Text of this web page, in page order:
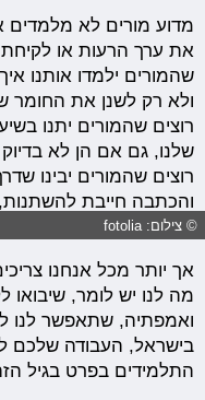
מדוע מורים לא מלמדים
את ערך הרעות או לקיחת
שהמורים ילמדו אותנו
ולא רק לשנן את החומר
רוצים שהמורים יתנו
שלנו, גם אם הן לא
רוצים שהמורים יבינו
והכתבה חייבת
© צילום: fotolia
אך יותר מכל אנחנו
מה לנו יש לומר,
ואמפתיה, שתאפשר לנו
בישראל, העבודה שלכם
התלמידים בפרט בגיל